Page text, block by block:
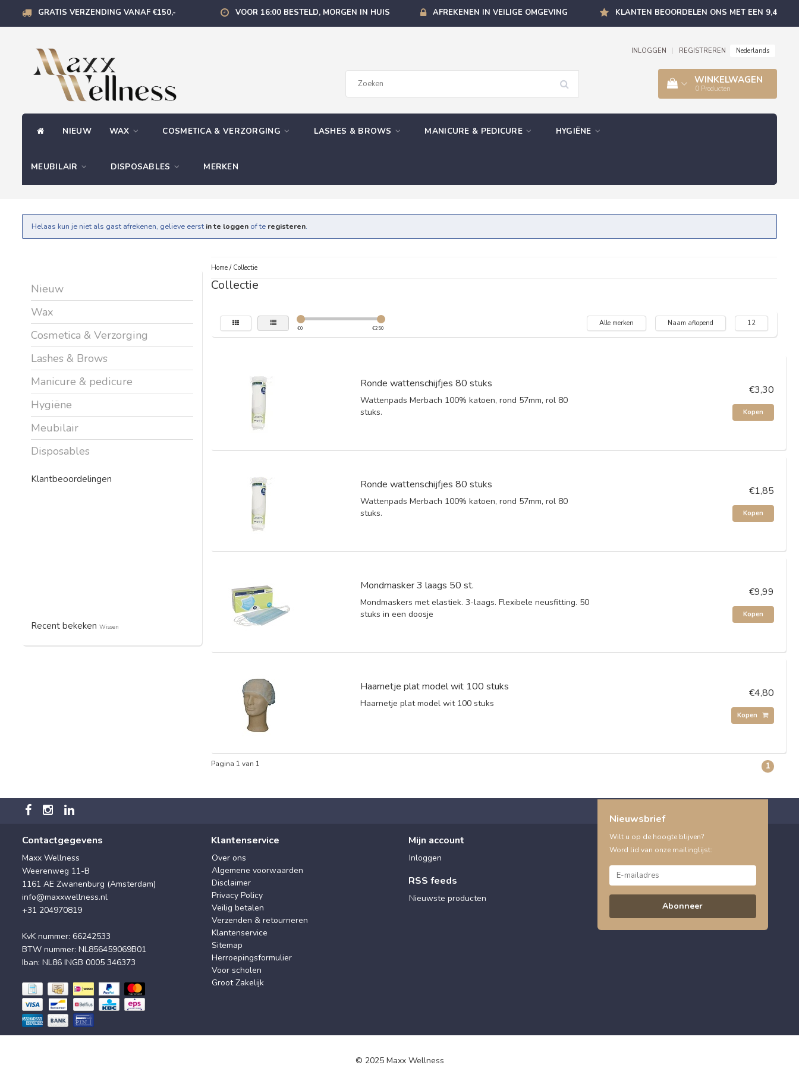
GRATIS VERZENDING VANAF €150,- VOOR 16:00 BESTELD, MORGEN IN HUIS AFREKENEN IN VEILIGE OMGEVING KLANTEN BEOORDELEN ONS MET EEN 9,4
INLOGGEN REGISTREREN Nederlands
WINKELWAGEN
0 Producten
NIEUW WAX COSMETICA & VERZORGING LASHES & BROWS MANICURE & PEDICURE HYGIËNE
MEUBILAIR DISPOSABLES MERKEN
Helaas kun je niet als gast afrekenen, gelieve eerst in te loggen of te registeren.
Nieuw
Wax
Cosmetica & Verzorging
Lashes & Brows
Manicure & pedicure
Hygiëne
Meubilair
Disposables
Klantbeoordelingen
Recent bekeken Wissen
Home/ Collectie
Collectie
€0 €250
Alle merken Naam aflopend 12
Ronde wattenschijfjes 80 stuks
Wattenpads Merbach 100% katoen, rond 57mm, rol 80
stuks.
€3,30
Kopen
Ronde wattenschijfjes 80 stuks
Wattenpads Merbach 100% katoen, rond 57mm, rol 80
stuks.
€1,85
Kopen
Mondmasker 3 laags 50 st.
Mondmaskers met elastiek. 3-laags. Flexibele neusfitting. 50
stuks in een doosje
€9,99
Kopen
Haarnetje plat model wit 100 stuks
Haarnetje plat model wit 100 stuks
€4,80
Kopen
Pagina 1 van 1 1
Contactgegevens
Maxx Wellness
Weerenweg 11-B
1161 AE Zwanenburg (Amsterdam)
info@maxxwellness.nl
+31 204970819
KvK nummer: 66242533
BTW nummer: NL856459069B01
Iban: NL86 INGB 0005 346373
Klantenservice
Over ons
Algemene voorwaarden
Disclaimer
Privacy Policy
Veilig betalen
Verzenden & retourneren
Klantenservice
Sitemap
Herroepingsformulier
Voor scholen
Groot Zakelijk
Mijn account
Inloggen
RSS feeds
Nieuwste producten
Nieuwsbrief
Wilt u op de hoogte blijven?
Word lid van onze mailinglijst:
Abonneer
© 2025 Maxx Wellness